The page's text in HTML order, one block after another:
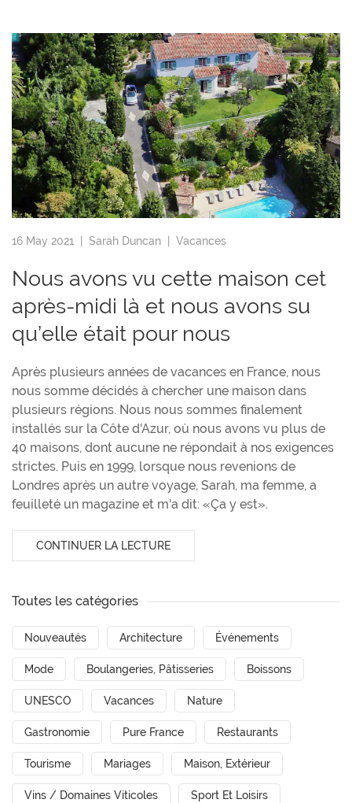
16 May 2021 | Sarah Duncan Vacances
Nous avons vu cette maison cet
après-midi là et nous avons su
qu’elle était pour nous
Après plusieurs années de vacances en France, nous
nous somme décidés à chercher une maison dans
plusieurs régions. Nous nous sommes finalement
installés sur la Côte d'Azur, où nous avons vu plus de
40 maisons, dont aucune ne répondait à nos exigences
strictes. Puis en 1999, lorsque nous revenions de
Londres après un autre voyage, Sarah, ma femme, a
feuilleté un magazine et m'a dit: «Ça y est».
CONTINUER LA LECTURE
Toutes les catégories
Nouveautés Architecture Événements
Mode Boulangeries, Pâtisseries Boissons
UNESCO Vacances Nature
Gastronomie Pure France Restaurants
Tourisme Mariages Maison, Extérieur
Vins / Domaines Viticoles Sport Et Loisirs